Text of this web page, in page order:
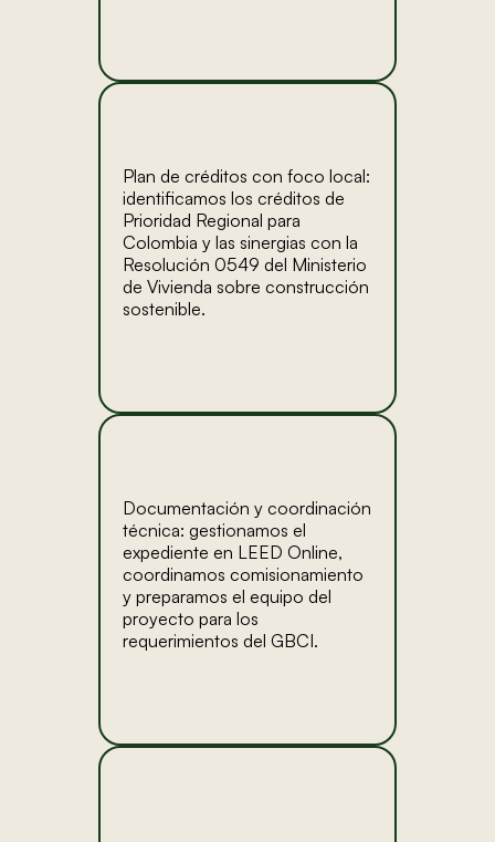
Plan de créditos con foco local:
identificamos los créditos de
Prioridad Regional para
Colombia y las sinergias con la
Resolución 0549 del Ministerio
de Vivienda sobre construcción
sostenible.
Documentación y coordinación
técnica: gestionamos el
expediente en LEED Online,
coordinamos comisionamiento
y preparamos el equipo del
proyecto para los
requerimientos del GBCI.